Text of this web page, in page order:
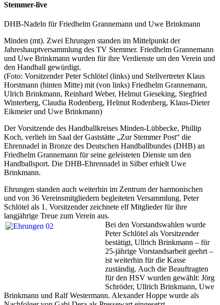
Stemmer-live
DHB-Nadeln für Friedhelm Grannemann und Uwe Brinkmann
Minden (mt). Zwei Ehrungen standen im Mittelpunkt der
Jahreshauptversammlung des TV Stemmer. Friedhelm Grannemann
und Uwe Brinkmann wurden für ihre Verdienste um den Verein und
den Handball gewürdigt.
(Foto: Vorsitzender Peter Schlötel (links) und Stellvertreter Klaus
Horstmann (hinten Mitte) mit (von links) Friedhelm Grannemann,
Ulrich Brinkmann, Reinhard Weber, Helmut Gieseking, Siegfried
Winterberg, Claudia Rodenberg, Helmut Rodenberg, Klaus-Dieter
Eikmeier und Uwe Brinkmann)
Der Vorsitzende des Handballkreises Minden-Lübbecke, Phillip
Koch, verlieh im Saal der Gaststätte „Zur Stemmer Post“ die
Ehrennadel in Bronze des Deutschen Handballbundes (DHB) an
Friedhelm Grannemann für seine geleisteten Dienste um den
Handballsport. Die DHB-Ehrennadel in Silber erhielt Uwe
Brinkmann.
Ehrungen standen auch weiterhin im Zentrum der harmonischen
und von 36 Vereinsmitgliedern begleiteten Versammlung. Peter
Schlötel als 1. Vorsitzender zeichnete elf Mitglieder für ihre
langjährige Treue zum Verein aus.
Bei den Vorstandswahlen wurde
Peter Schlötel als Vorsitzender
bestätigt, Ullrich Brinkmann – für
25-jährige Vorstandsarbeit geehrt –
ist weiterhin für die Kasse
zuständig. Auch die Beauftragten
für den HSV wurden gewählt: Jörg
Schröder, Ullrich Brinkmann, Uwe
Brinkmann und Ralf Westermann. Alexander Hoppe wurde als